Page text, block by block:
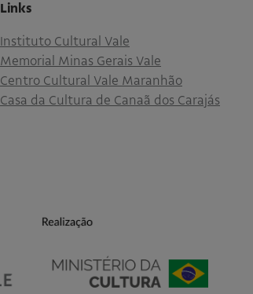
Links
Instituto Cultural Vale
Memorial Minas Gerais Vale
Centro Cultural Vale Maranhão
Casa da Cultura de Canaã dos Carajás